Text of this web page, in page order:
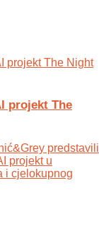
projekt The
predstavili
projekt u
i cjelokupnog